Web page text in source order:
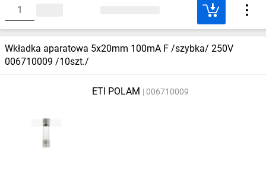
Wkładka aparatowa 5x20mm 100mA F /szybka/ 250V
006710009 /10szt./
ETI POLAM 006710009